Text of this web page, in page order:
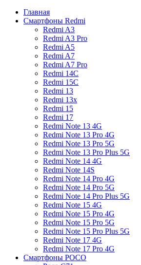
Главная
Смартфоны Redmi
Redmi A3
Redmi A3 Pro
Redmi A5
Redmi A7
Redmi A7 Pro
Redmi 14C
Redmi 15C
Redmi 13
Redmi 13x
Redmi 15
Redmi 17
Redmi Note 13 4G
Redmi Note 13 Pro 4G
Redmi Note 13 Pro 5G
Redmi Note 13 Pro Plus 5G
Redmi Note 14 4G
Redmi Note 14S
Redmi Note 14 Pro 4G
Redmi Note 14 Pro 5G
Redmi Note 14 Pro Plus 5G
Redmi Note 15 4G
Redmi Note 15 Pro 4G
Redmi Note 15 Pro 5G
Redmi Note 15 Pro Plus 5G
Redmi Note 17 4G
Redmi Note 17 Pro 4G
Смартфоны POCO